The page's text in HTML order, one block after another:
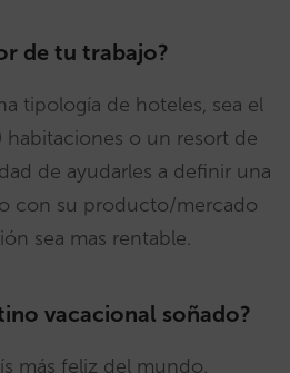
de tu trabajo?
tipología de hoteles, sea el
o un resort de
de ayudarles a definir una
con su producto/mercado
sea mas rentable.
vacacional soñado?
más feliz del mundo.